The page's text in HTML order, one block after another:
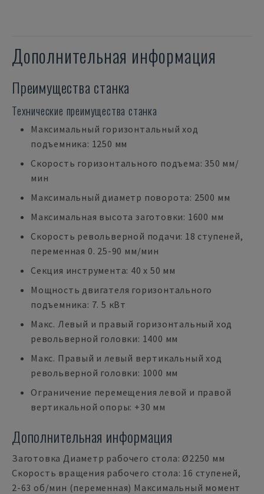
Дополнительная информация
Преимущества станка
Технические преимущества станка
Максимальный горизонтальный ход
подъемника: 1250 мм
Скорость горизонтального подъема: 350 мм/
мин
Максимальный диаметр поворота: 2500 мм
Максимальная высота заготовки: 1600 мм
Скорость револьверной подачи: 18 ступеней,
переменная 0. 25-90 мм/мин
Секция инструмента: 40 x 50 мм
Мощность двигателя горизонтального
подъемника: 7. 5 кВт
Макс. Левый и правый горизонтальный ход
револьверной головки: 1400 мм
Макс. Правый и левый вертикальный ход
револьверной головки: 1000 мм
Ограничение перемещения левой и правой
вертикальной опоры: +30 мм
Дополнительная информация
Заготовка Диаметр рабочего стола: Ø2250 мм
Скорость вращения рабочего стола: 16 ступеней,
2-63 об/мин (переменная) Максимальный момент